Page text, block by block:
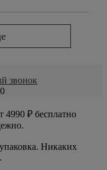
звонок
4990 ₽ бесплатно
Никаких